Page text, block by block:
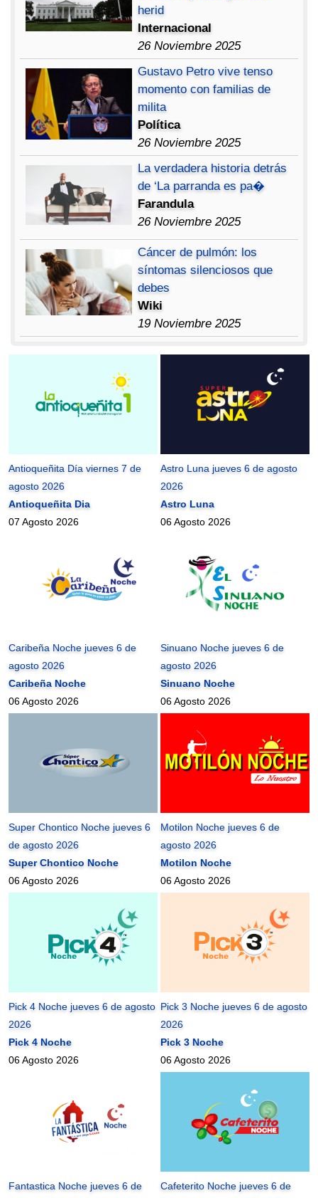
herid
Internacional
26 Noviembre 2025
Gustavo Petro vive tenso
momento con familias de
milita
Política
26 Noviembre 2025
La verdadera historia detrás
de ‘La parranda es pa�
Farandula
26 Noviembre 2025
Cáncer de pulmón: los
síntomas silenciosos que
debes
Wiki
19 Noviembre 2025
Antioqueñita Día viernes 7 de
agosto 2026
Antioqueñita Dia
07 Agosto 2026
Astro Luna jueves 6 de agosto
2026
Astro Luna
06 Agosto 2026
Caribeña Noche jueves 6 de
agosto 2026
Caribeña Noche
06 Agosto 2026
Sinuano Noche jueves 6 de
agosto 2026
Sinuano Noche
06 Agosto 2026
Super Chontico Noche jueves 6
de agosto 2026
Super Chontico Noche
06 Agosto 2026
Motilon Noche jueves 6 de
agosto 2026
Motilon Noche
06 Agosto 2026
Pick 4 Noche jueves 6 de agosto
2026
Pick 4 Noche
06 Agosto 2026
Pick 3 Noche jueves 6 de agosto
2026
Pick 3 Noche
06 Agosto 2026
Fantastica Noche jueves 6 de Cafeterito Noche jueves 6 de